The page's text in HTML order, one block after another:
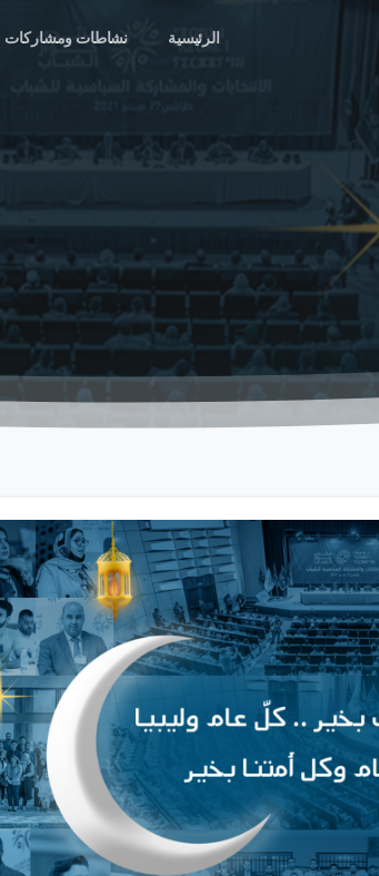
الرئيسية نشاطات ومشاركات